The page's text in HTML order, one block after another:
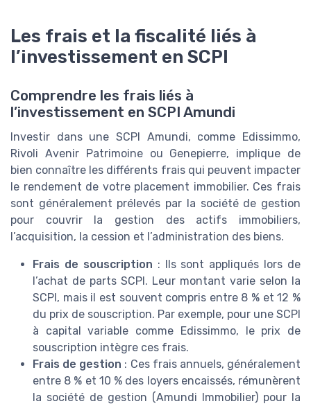
Les frais et la fiscalité liés à
l’investissement en SCPI
Comprendre les frais liés à
l’investissement en SCPI Amundi
Investir dans une SCPI Amundi, comme Edissimmo,
Rivoli Avenir Patrimoine ou Genepierre, implique de
bien connaître les différents frais qui peuvent impacter
le rendement de votre placement immobilier. Ces frais
sont généralement prélevés par la société de gestion
pour couvrir la gestion des actifs immobiliers,
l’acquisition, la cession et l’administration des biens.
Frais de souscription : Ils sont appliqués lors de
l’achat de parts SCPI. Leur montant varie selon la
SCPI, mais il est souvent compris entre 8 % et 12 %
du prix de souscription. Par exemple, pour une SCPI
à capital variable comme Edissimmo, le prix de
souscription intègre ces frais.
Frais de gestion : Ces frais annuels, généralement
entre 8 % et 10 % des loyers encaissés, rémunèrent
la société de gestion (Amundi Immobilier) pour la